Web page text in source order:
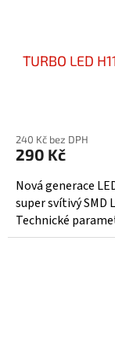
TURBO LED
240 Kč bez DPH
290 Kč
Nová generace
super svítivý SMD
Technické